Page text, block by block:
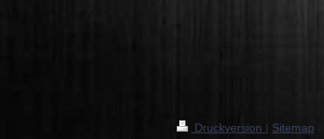
Druckversion | Sitemap